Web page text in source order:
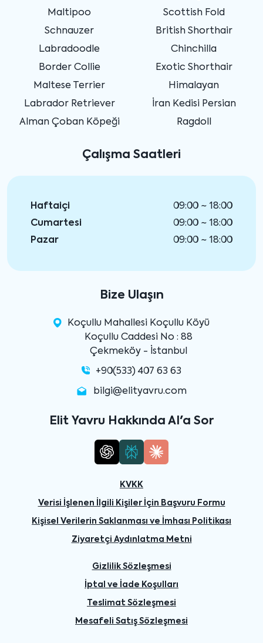
Maltipoo
Schnauzer
Labradoodle
Border Collie
Maltese Terrier
Labrador Retriever
Alman Çoban Köpeği
Scottish Fold
British Shorthair
Chinchilla
Exotic Shorthair
Himalayan
İran Kedisi Persian
Ragdoll
Çalışma Saatleri
Haftaiçi
09:00 ~ 18:00
Cumartesi
09:00 ~ 18:00
Pazar
09:00 ~ 18:00
Bize Ulaşın
Koçullu Mahallesi Koçullu Köyü
Koçullu Caddesi No : 88
Çekmeköy - İstanbul
+90(533) 407 63 63
bilgi@elityavru.com
Elit Yavru Hakkında AI'a Sor
KVKK
Verisi İşlenen İlgili Kişiler İçin Başvuru Formu
Kişisel Verilerin Saklanması ve İmhası Politikası
Ziyaretçi Aydınlatma Metni
Gizlilik Sözleşmesi
İptal ve İade Koşulları
Teslimat Sözleşmesi
Mesafeli Satış Sözleşmesi